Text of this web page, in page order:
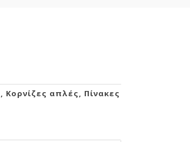
, Κορνίζες απλές, Πίνακες